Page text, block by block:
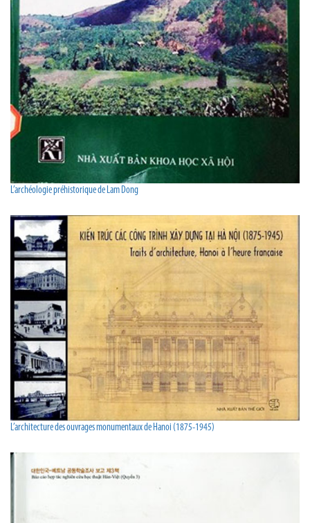
L’archéologie préhistorique de Lam Dong
L’architecture des ouvrages monumentaux de Hanoi (1875-1945)